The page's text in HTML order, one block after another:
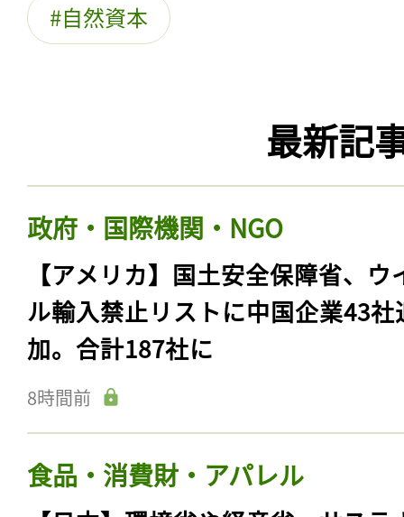
自然資本
最新記
政府・国際機関・NGO
【アメリカ】国土安全保障省、ウ
ル輸入禁止リストに中国企業43社
加。合計187社に
8時間前
食品・消費財・アパレル